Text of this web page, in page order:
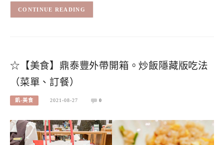
CONTINUE READING
☆【美食】鼎泰豐外帶開箱。炒飯隱藏版吃法
（菜單、訂餐）
凱-美食 2021-08-27 0